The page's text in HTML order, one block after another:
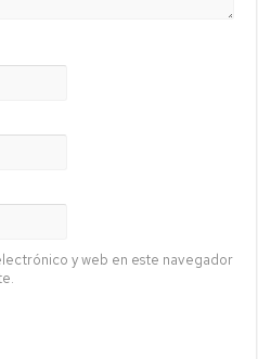
y web en este navegador